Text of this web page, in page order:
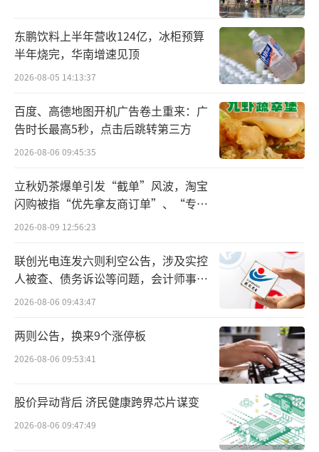
对此，嘉吉公司亚太区总裁安博泰（Robe
rt Aspell）表示：“继第六届进博会之后，嘉
吉又出现在首次链博会上。这充分体现了嘉吉
对中国市场以及中国农业可持续发展的承诺。
嘉吉一直致力于链接全球和中国的农业和食品
体系，推动中国农业的可持续发展与乡村振
兴。”
在低碳减排领域上，嘉吉公司致力于减少
碳排放，积极响应中国的“双碳”目标，通过
运用太阳能、风能和生物质能等可再生能源，
展示了嘉吉在打造可持续农业供应链方面的领
导力。
数据显示，全球农业占据人为温室气体排
放总量的31%，其中农业产生的甲烷排放占全
球甲烷排放的53%。全球人类活动中37%的甲
烷排放量与人类养殖奶牛、肉牛及其他反刍动
物相关。其中，牛的甲烷排放量占家畜甲烷总
排放量的73%。
东鹏饮料上半年营收124亿，冰柜预算
半年烧完，华南增速见顶
2026-08-05 14:13:37
百度、高德地图开机广告卷土重来：广
告时长最高5秒，点击后跳转第三方
2026-08-06 09:45:35
立秋奶茶爆单引发“截单”风波，淘宝
闪购被指“优先拿友商订单”、“专挑
贵的拿”
2026-08-09 12:56:23
联创光电连发六则利空公告，涉及实控
人被查、债务诉讼等问题，会计师事务
所曾出具“保留意见”
2026-08-06 09:43:47
两则公告，换来9个涨停板
2026-08-06 09:53:41
股价异动背后 济民健康跨界芯片谋变
2026-08-06 09:47:49